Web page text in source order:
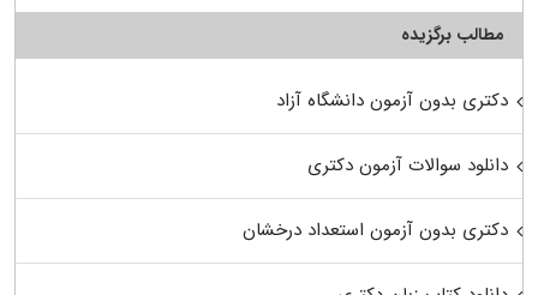
مطالب برگزیده
دکتری بدون آزمون دانشگاه آزاد
دانلود سوالات آزمون دکتری
دکتری بدون آزمون استعداد درخشان